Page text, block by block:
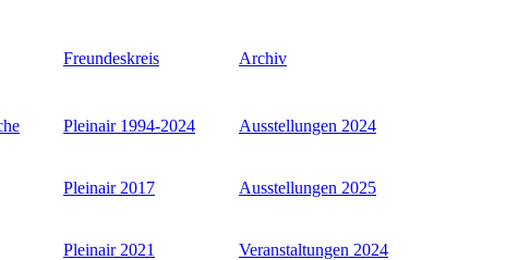
Freundeskreis
Pleinair 1994-2024
Pleinair 2017
Pleinair 2021
Archiv
Ausstellungen 2024
Ausstellungen 2025
Veranstaltungen 2024